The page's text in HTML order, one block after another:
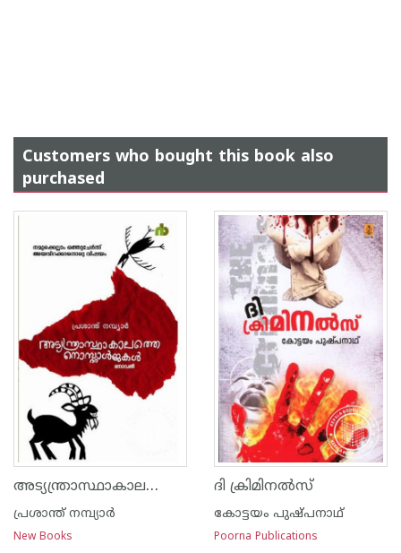
Customers who bought this book also
purchased
അട്യന്ത്രാസ്ഥാകാലത്തെ നൊസ്റ്റാള്‍ജകള്‍
പ്രശാന്ത് നമ്പ്യാര്‍
New Books
ദി ക്രിമിനല്‍സ്
കോട്ടയം പുഷ്പനാഥ്
Poorna Publications